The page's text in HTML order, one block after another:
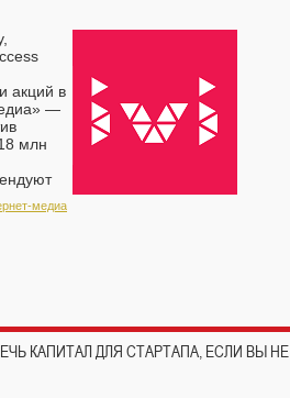
акций в
—
млн
медиа
КАПИТАЛ ДЛЯ СТАРТАПА, ЕСЛИ ВЫ